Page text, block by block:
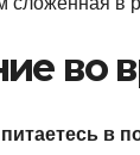
во
в